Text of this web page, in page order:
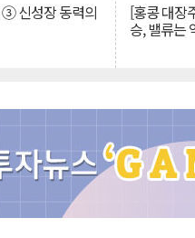
신성장 동력의 [홍콩 대장
승, 밸류는